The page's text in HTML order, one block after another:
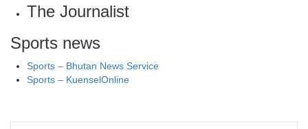
The Journalist
Sports news
Sports – Bhutan News Service
Sports – KuenselOnline